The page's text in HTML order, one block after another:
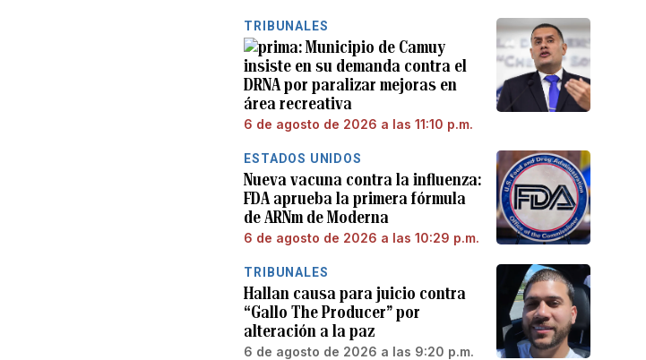
TRIBUNALES
Municipio de Camuy
insiste en su demanda contra el
DRNA por paralizar mejoras en
área recreativa
6 de agosto de 2026 a las 11:10 p.m.
ESTADOS UNIDOS
Nueva vacuna contra la influenza:
FDA aprueba la primera fórmula
de ARNm de Moderna
6 de agosto de 2026 a las 10:29 p.m.
TRIBUNALES
Hallan causa para juicio contra
“Gallo The Producer” por
alteración a la paz
6 de agosto de 2026 a las 9:20 p.m.